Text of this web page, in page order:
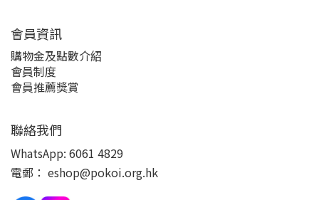
會員資訊
購物金及點數介紹
會員制度
會員推薦獎賞
聯絡我們
WhatsApp: 6061 4829
電郵： eshop@pokoi.org.hk